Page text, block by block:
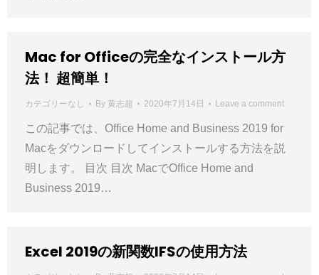
Mac for Officeの完全なインストール方
法！ 超簡単！
カテゴリーなし By 黄志超 2020年7月14日 Leave a comment
この記事では、Office Home and Business 2019 for
Macをダウンロードしてインストールする方法を説
明します。 目次 目次 MacでOffice Home and
Business 2019…
Excel 2019の新関数IFSの使用方法